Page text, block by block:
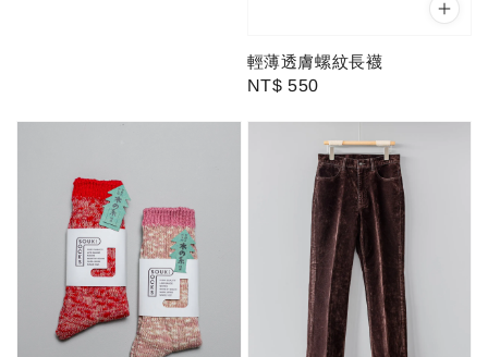
輕薄透膚螺紋長襪
Regular
NT$ 550